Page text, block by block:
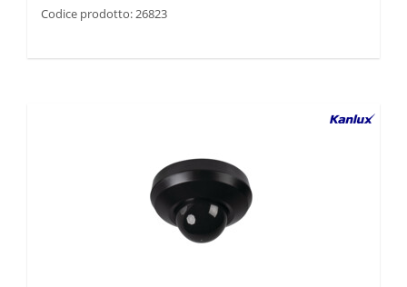
Codice prodotto: 26823